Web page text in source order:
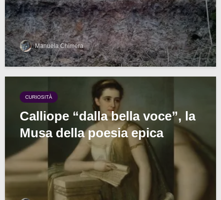
Manuela Chimera
CURIOSITÀ
Calliope “dalla bella voce”, la
Musa della poesia epica